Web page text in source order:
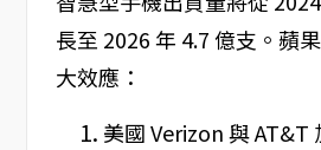
長至 2026 年 4.7 億支。蘋
大效應：
美國 Verizon 與 AT&T